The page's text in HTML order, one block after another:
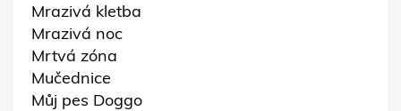
Mrazivá kletba
Mrazivá noc
Mrtvá zóna
Mučednice
Můj pes Doggo